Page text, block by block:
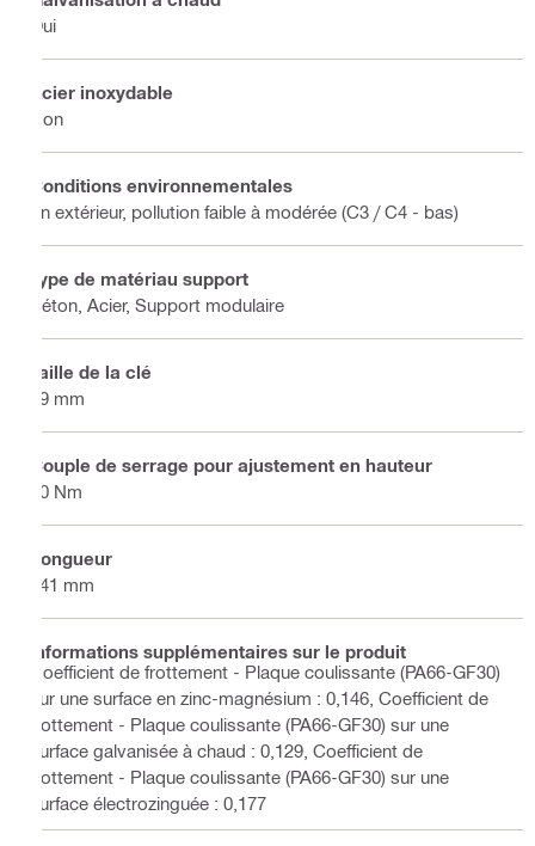
Oui
Acier inoxydable
Non
Conditions environnementales
En extérieur, pollution faible à modérée (C3 / C4 - bas)
Type de matériau support
Béton, Acier, Support modulaire
Taille de la clé
19 mm
Couple de serrage pour ajustement en hauteur
50 Nm
Longueur
141 mm
Informations supplémentaires sur le produit
Coefficient de frottement - Plaque coulissante (PA66-GF30)
sur une surface en zinc-magnésium : 0,146, Coefficient de
frottement - Plaque coulissante (PA66-GF30) sur une
surface galvanisée à chaud : 0,129, Coefficient de
frottement - Plaque coulissante (PA66-GF30) sur une
surface électrozinguée : 0,177